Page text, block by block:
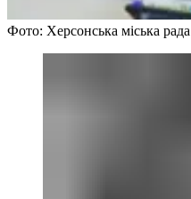
Фото: Херсонська міська рада